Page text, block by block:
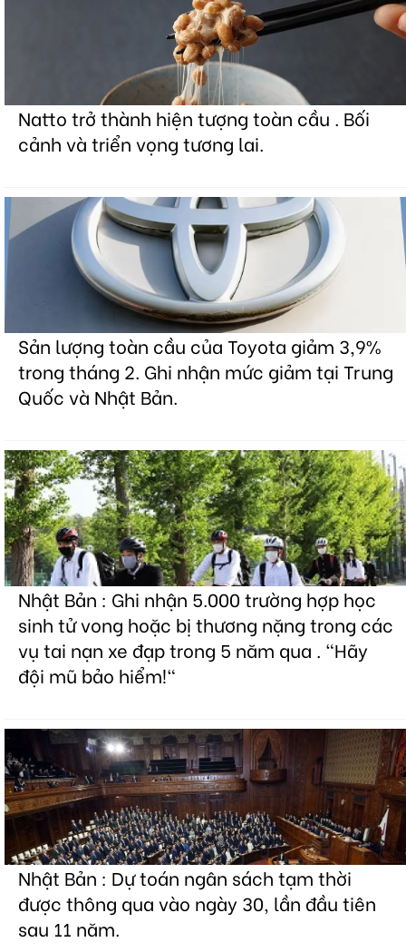
Natto trở thành hiện tượng toàn cầu . Bối
cảnh và triển vọng tương lai.
Sản lượng toàn cầu của Toyota giảm 3,9%
trong tháng 2. Ghi nhận mức giảm tại Trung
Quốc và Nhật Bản.
Nhật Bản : Ghi nhận 5.000 trường hợp học
sinh tử vong hoặc bị thương nặng trong các
vụ tai nạn xe đạp trong 5 năm qua . "Hãy
đội mũ bảo hiểm!"
Nhật Bản : Dự toán ngân sách tạm thời
được thông qua vào ngày 30, lần đầu tiên
sau 11 năm.